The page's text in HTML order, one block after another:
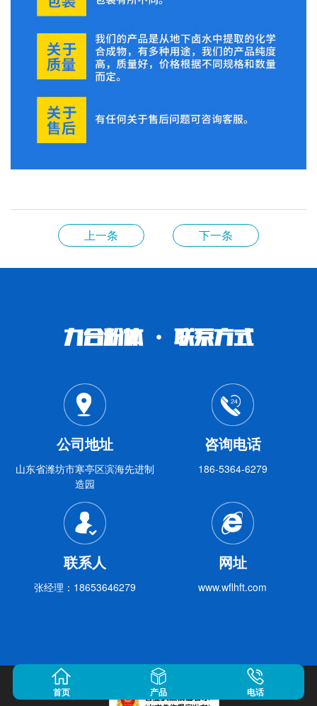
上一条 下一条
力合粉体 · 联系方式
公司地址
山东省潍坊市寒亭区滨海先进制
造园
咨询电话
186-5364-6279
联系人
张经理：18653646279
网址
www.wflhft.com
鲁ICP备16040789号-1
首页 产品 电话